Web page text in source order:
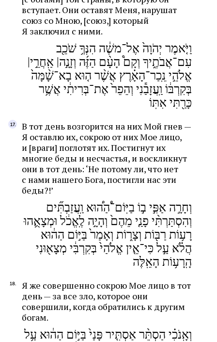
вступает. Они оставят Меня, нарушат
союз со Мною, [союз,] который
Я заключил с ними.
וַיֹּ֤אמֶר יְהֹוָה֙ אֶל־משֶׁ֔ה הִנְּךָ֥ שֹׁכֵ֖ב
עִם־אֲבֹתֶ֑יךָ וְקָם֩ הָעָ֨ם הַזֶּ֜ה וְזָנָ֣ה| אַֽחֲרֵ֣י|
אֱלֹהֵ֣י נֵֽכַר־הָאָ֗רֶץ אֲשֶׁ֨ר ה֤וּא בָא־שָׁ֨מָּה֙
בְּקִרְבּ֔וֹ וַֽעֲזָבַ֕נִי וְהֵפֵר֙ אֶת־בְּרִיתִ֔י אֲשֶׁ֥ר
כָּרַ֖תִּי אִתּֽוֹ
В тот день возгорится на них Мой гнев —
Я оставлю их, сокрою от них Мое лицо,
и [враги] поглотят их. Постигнут их
многие беды и несчастья, и воскликнут
они в тот день: ‘Не потому ли, что нет
с нами нашего Бога, постигли нас эти
беды?!’
וְחָרָ֣ה אַפִּ֣י ב֣וֹ בַיּֽוֹם־֠הַה֠וּא וַֽעֲזַבְתִּ֞ים
וְהִסְתַּרְתִּ֨י פָנַ֤י מֵהֶם֙ וְהָיָ֣ה לֶֽאֱכֹ֔ל וּמְצָאֻ֛הוּ
רָע֥וֹת רַבּ֖וֹת וְצָר֑וֹת וְאָמַר֙ בַּיּ֣וֹם הַה֔וּא
הֲלֹ֗א עַ֣ל כִּי־אֵ֤ין אֱלֹהַי֙ בְּקִרְבִּ֔י מְצָא֖וּנִי
הָֽרָע֥וֹת הָאֵֽלֶּה
Я же совершенно сокрою Мое лицо в тот
день — за все зло, которое они
совершили, когда обратились к другим
богам.
וְאָֽנֹכִ֗י הַסְתֵּ֨ר אַסְתִּ֤יר פָּנַי֙ בַּיּ֣וֹם הַה֔וּא עַ֥ל